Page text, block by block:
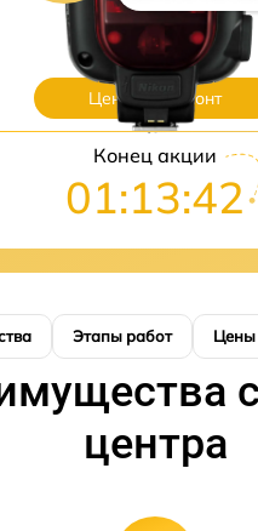
Цены на ремонт
Конец акции
01:13:41
Этапы работ Цены
центра